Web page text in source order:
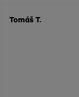
Tomáš T.